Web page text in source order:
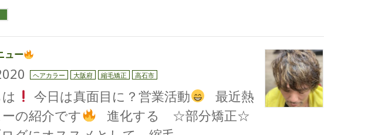
ュー
ヘアカラー 大阪府 縮毛矯正 高石市
今日は真面目に？営業活動
最近熱
の紹介です
進化する ☆部分矯正☆